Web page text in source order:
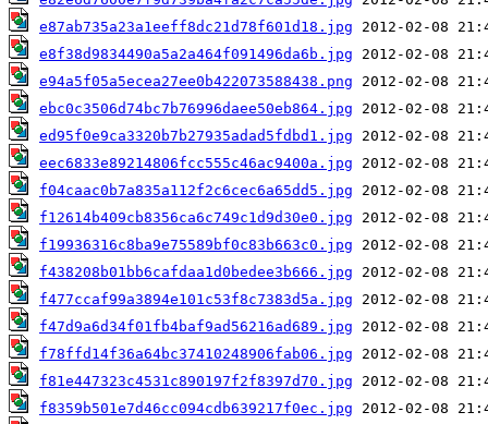
e87ab735a23a1eeff8dc21d78f601d18.jpg
e8f38d9834490a5a2a464f091496da6b.jpg
e94a5f05a5ecea27ee0b422073588438.png
ebc0c3506d74bc7b76996daee50eb864.jpg
ed95f0e9ca3320b7b27935adad5fdbd1.jpg
eec6833e89214806fcc555c46ac9400a.jpg
f04caac0b7a835a112f2c6cec6a65dd5.jpg
f12614b409cb8356ca6c749c1d9d30e0.jpg
f19936316c8ba9e75589bf0c83b663c0.jpg
f438208b01bb6cafdaa1d0bedee3b666.jpg
f477ccaf99a3894e101c53f8c7383d5a.jpg
f47d9a6d34f01fb4baf9ad56216ad689.jpg
f78ffd14f36a64bc37410248906fab06.jpg
f81e447323c4531c890197f2f8397d70.jpg
f8359b501e7d46cc094cdb639217f0ec.jpg